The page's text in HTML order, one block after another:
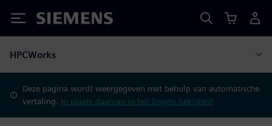
Siemens
HPCWorks
Deze pagina wordt weergegeven met behulp van automatische
vertaling. In plaats daarvan in het Engels bekijken?